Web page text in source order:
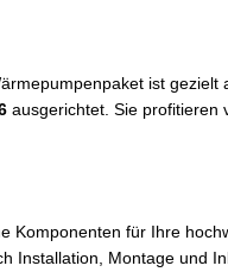
ist gezielt
ausgerichtet. Sie profitieren
Komponenten für Ihre
Installation, Montage und